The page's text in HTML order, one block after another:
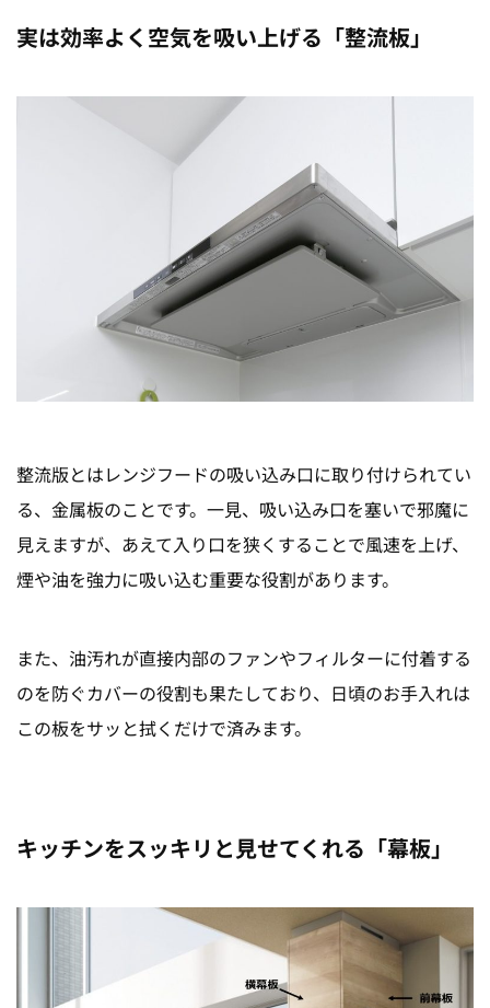
実は効率よく空気を吸い上げる「整流板」
整流版とはレンジフードの吸い込み口に取り付けられてい
る、金属板のことです。一見、吸い込み口を塞いで邪魔に
見えますが、 あえて入り口を狭くすることで風速を上げ、
煙や油を強力に吸い込む重要な役割があります。
また、油汚れが直接内部のファンやフィルターに付着する
のを防ぐカバーの役割も果たしており、日頃のお手入れは
この板をサッと拭くだけで済みます。
キッチンをスッキリと見せてくれる「幕板」